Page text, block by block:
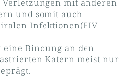
Verletzungen mit anderen
und somit auch
Infektionen(FIV -
Bindung an den
Katern meist nur